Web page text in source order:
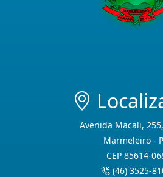
Avenida Macali,
Marmeleiro -
CEP 85614-
(46) 3525-